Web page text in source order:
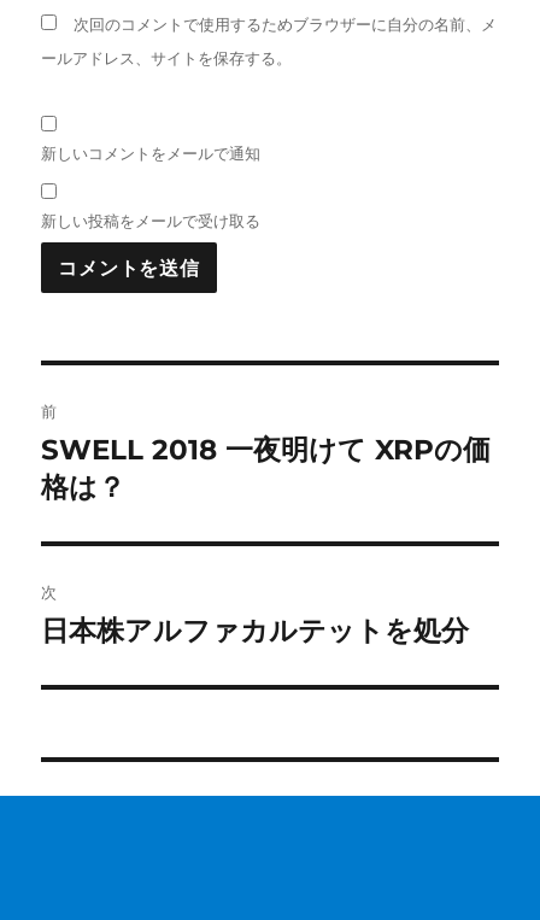
次回のコメントで使用するためブラウザーに自分の名前、メ
ールアドレス、サイトを保存する。
新しいコメントをメールで通知
新しい投稿をメールで受け取る
稿
ナ
ビ
ゲ
ー
シ
ン
前
前
の
稿:
SWELL 2018 一夜明けて XRPの価
格は？
次
次
投
日本株アルファカルテットを処分